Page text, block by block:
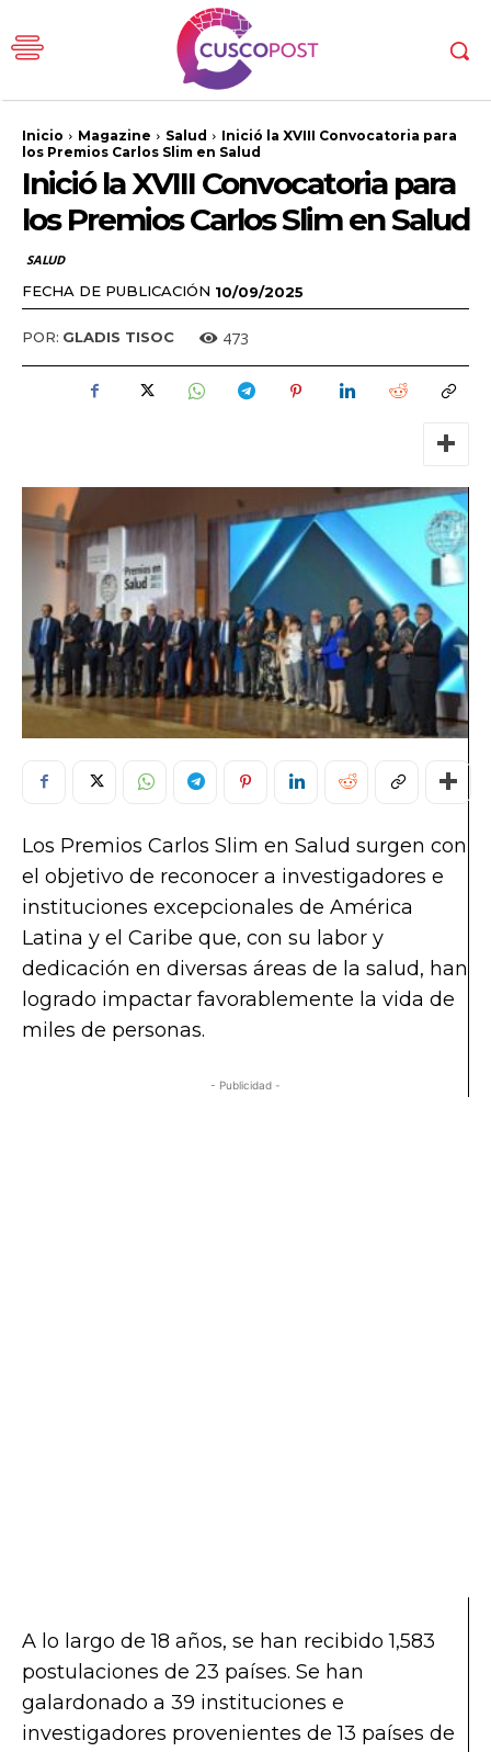
Inicio Magazine Salud
Inició la XVIII Convocatoria para
los Premios Carlos Slim en Salud
Inició la XVIII Convocatoria para
los Premios Carlos Slim en Salud
SALUD
FECHA DE PUBLICACIÓN 10/09/2025
POR: GLADIS TISOC 473
Los Premios Carlos Slim en Salud surgen con
el objetivo de reconocer a investigadores e
instituciones excepcionales de América
Latina y el Caribe que, con su labor y
dedicación en diversas áreas de la salud, han
logrado impactar favorablemente la vida de
miles de personas.
- Publicidad -
A lo largo de 18 años, se han recibido 1,583
postulaciones de 23 países. Se han
galardonado a 39 instituciones e
investigadores provenientes de 13 países de